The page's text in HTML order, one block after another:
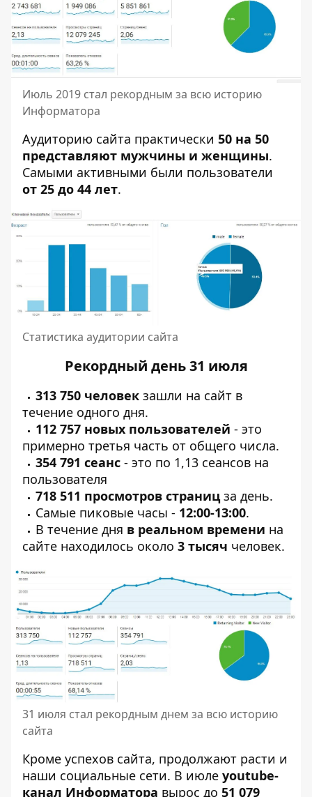
Июль 2019 стал рекордным за всю историю
Информатора
Аудиторию сайта практически 50 на 50
представляют мужчины и женщины.
Самыми активными были пользователи
от 25 до 44 лет.
Статистика аудитории сайта
Рекордный день 31 июля
313 750 человек зашли на сайт в
течение одного дня.
112 757 новых пользователей - это
примерно третья часть от общего числа.
354 791 сеанс - это по 1,13 сеансов на
пользователя
718 511 просмотров страницза день.
Самые пиковые часы - 12:00-13:00.
В течение дня в реальном времени на
сайте находилось около 3 тысяч человек.
31 июля стал рекордным днем за всю историю
сайта
Кроме успехов сайта, продолжают расти и
наши социальные сети. В июле youtube-
канал Информатора вырос до 51 079